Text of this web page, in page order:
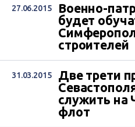
27.06.2015
Военно-
будет
строителей
31.03.2015
Две трети
служить на
флот